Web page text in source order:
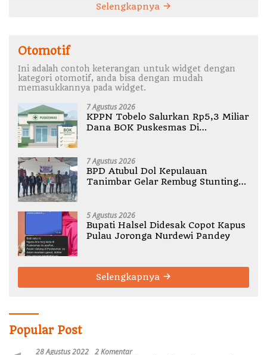
Selengkapnya
Otomotif
Ini adalah contoh keterangan untuk widget dengan
kategori otomotif, anda bisa dengan mudah
memasukkannya pada widget.
7 Agustus 2026
KPPN Tobelo Salurkan Rp5,3 Miliar
Dana BOK Puskesmas Di
7 Agustus 2026
BPD Atubul Dol Kepulauan
Tanimbar Gelar Rembug Stunting
5 Agustus 2026
Bupati Halsel Didesak Copot Kapus
Pulau Joronga Nurdewi Pandey
Selengkapnya
Popular Post
28 Agustus 2022 2 Komentar